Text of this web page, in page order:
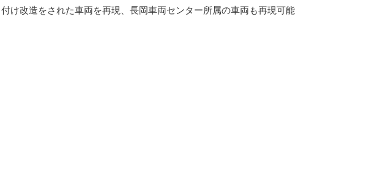
け改造をされた車両を再現、長岡車両センター所属の車両も再現可能